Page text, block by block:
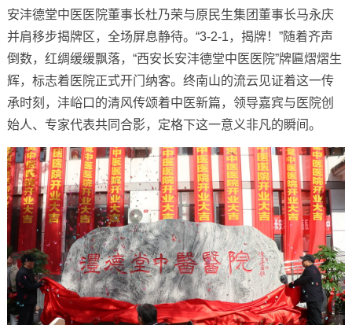
安沣德堂中医医院董事长杜乃荣与原民生集团董事长马永庆
并肩移步揭牌区，全场屏息静待。“3-2-1，揭牌！”随着齐声
倒数，红绸缓缓飘落，“西安长安沣德堂中医医院”牌匾熠熠生
辉，标志着医院正式开门纳客。终南山的流云见证着这一传
承时刻，沣峪口的清风传颂着中医新篇，领导嘉宾与医院创
始人、专家代表共同合影，定格下这一意义非凡的瞬间。